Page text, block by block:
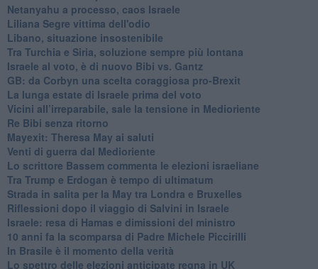
Netanyahu a processo, caos Israele
Liliana Segre vittima dell'odio
Libano, situazione insostenibile
Tra Turchia e Siria, soluzione sempre più lontana
Israele al voto, è di nuovo Bibi vs. Gantz
GB: da Corbyn una scelta coraggiosa pro-Brexit
La lunga estate di Israele prima del voto
Vicini all’irreparabile, sale la tensione in Medioriente
Re Bibi senza ritorno
Mayexit: Theresa May ai saluti
Venti di guerra dal Medioriente
Lo scrittore Bassem commenta le elezioni israeliane
Tra Trump e Erdogan è tempo di ultimatum
Strada in salita per la May tra Londra e Bruxelles
Riflessioni dopo il viaggio di Salvini in Israele
Israele: resa di Hamas e dimissioni del ministro
10 anni fa la scomparsa di Padre Michele Piccirilli
In Brasile è il momento della verità
Lo spettro delle elezioni anticipate regna in UK